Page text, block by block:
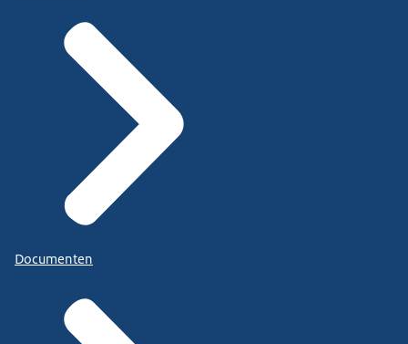
Documenten